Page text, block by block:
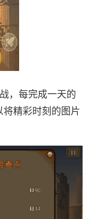
，每完成一天的
精彩时刻的图片